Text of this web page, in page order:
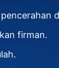
firman.